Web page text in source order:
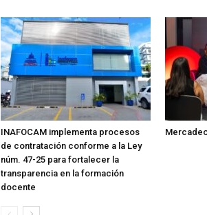
INAFOCAM implementa procesos
de contratación conforme a la Ley
núm. 47-25 para fortalecer la
transparencia en la formación
docente